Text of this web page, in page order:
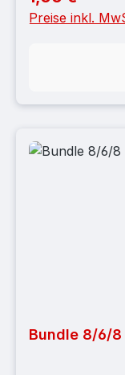
Preise inkl.